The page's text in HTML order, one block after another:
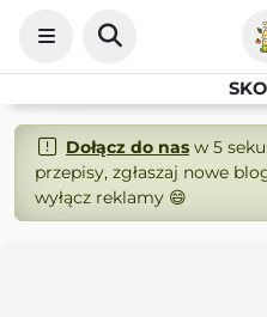
Dołącz do nasw 5
przepisy, zgłaszaj nowe
wyłącz reklamy 😄